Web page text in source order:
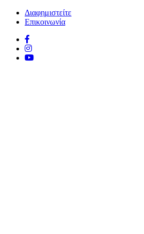
Διαφημιστείτε
Επικοινωνία